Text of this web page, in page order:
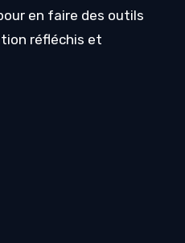
en faire des outils
réfléchis et